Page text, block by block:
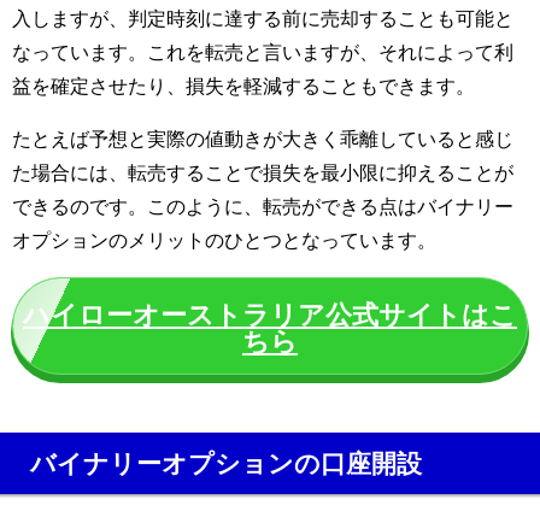
入しますが、判定時刻に達する前に売却することも可能と
なっています。これを転売と言いますが、それによって利
益を確定させたり、損失を軽減することもできます。
たとえば予想と実際の値動きが大きく乖離していると感じ
た場合には、転売することで損失を最小限に抑えることが
できるのです。このように、転売ができる点はバイナリー
オプションのメリットのひとつとなっています。
ハイローオーストラリア公式サイトはこ
ちら
バイナリーオプションの口座開設